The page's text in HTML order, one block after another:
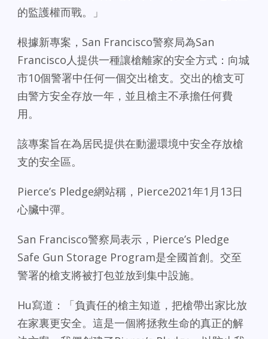
的監護權而戰。」
根據新專案，San Francisco警察局為San
Francisco人提供一種讓槍離家的安全方式：向城
市10個警署中任何一個交出槍支。交出的槍支可
由警方安全存放一年，並且槍主不承擔任何費
用。
該專案旨在為居民提供在動盪環境中安全存放槍
支的安全區。
Pierce’s Pledge網站稱，Pierce2021年1月13日
心臟中彈。
San Francisco警察局表示，Pierce’s Pledge
Safe Gun Storage Program是全國首創。交至
警署的槍支將被打包並放到集中設施。
Hu寫道：「負責任的槍主知道，把槍帶出家比放
在家裏更安全。這是一個將拯救生命的真正的解